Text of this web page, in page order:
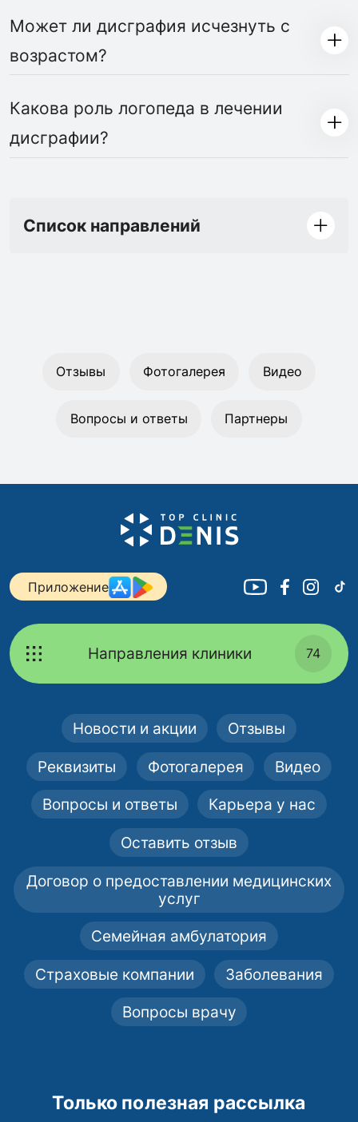
Может ли дисграфия исчезнуть с
возрастом?
Какова роль логопеда в лечении
дисграфии?
Список направлений
Отзывы Фотогалерея Видео
Вопросы и ответы Партнеры
Приложение
Направления клиники 74
Новости и акции Отзывы
Реквизиты Фотогалерея Видео
Вопросы и ответы Карьера у нас
Оставить отзыв
Договор о предоставлении медицинских
услуг
Семейная амбулатория
Страховые компании Заболевания
Вопросы врачу
Только полезная рассылка